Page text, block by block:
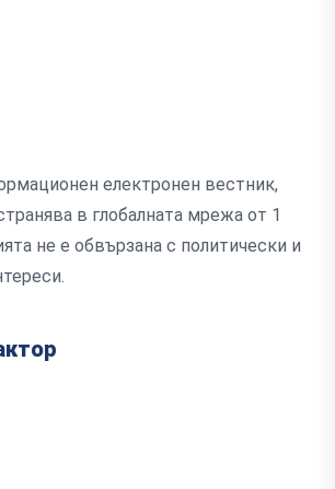
електронен вестник,
в глобалната мрежа от 1
не е обвързана с политически и